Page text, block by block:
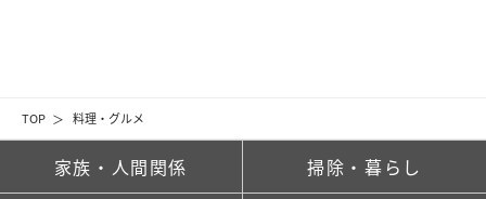
TOP 料理・グルメ
家族・人間関係 掃除・暮らし